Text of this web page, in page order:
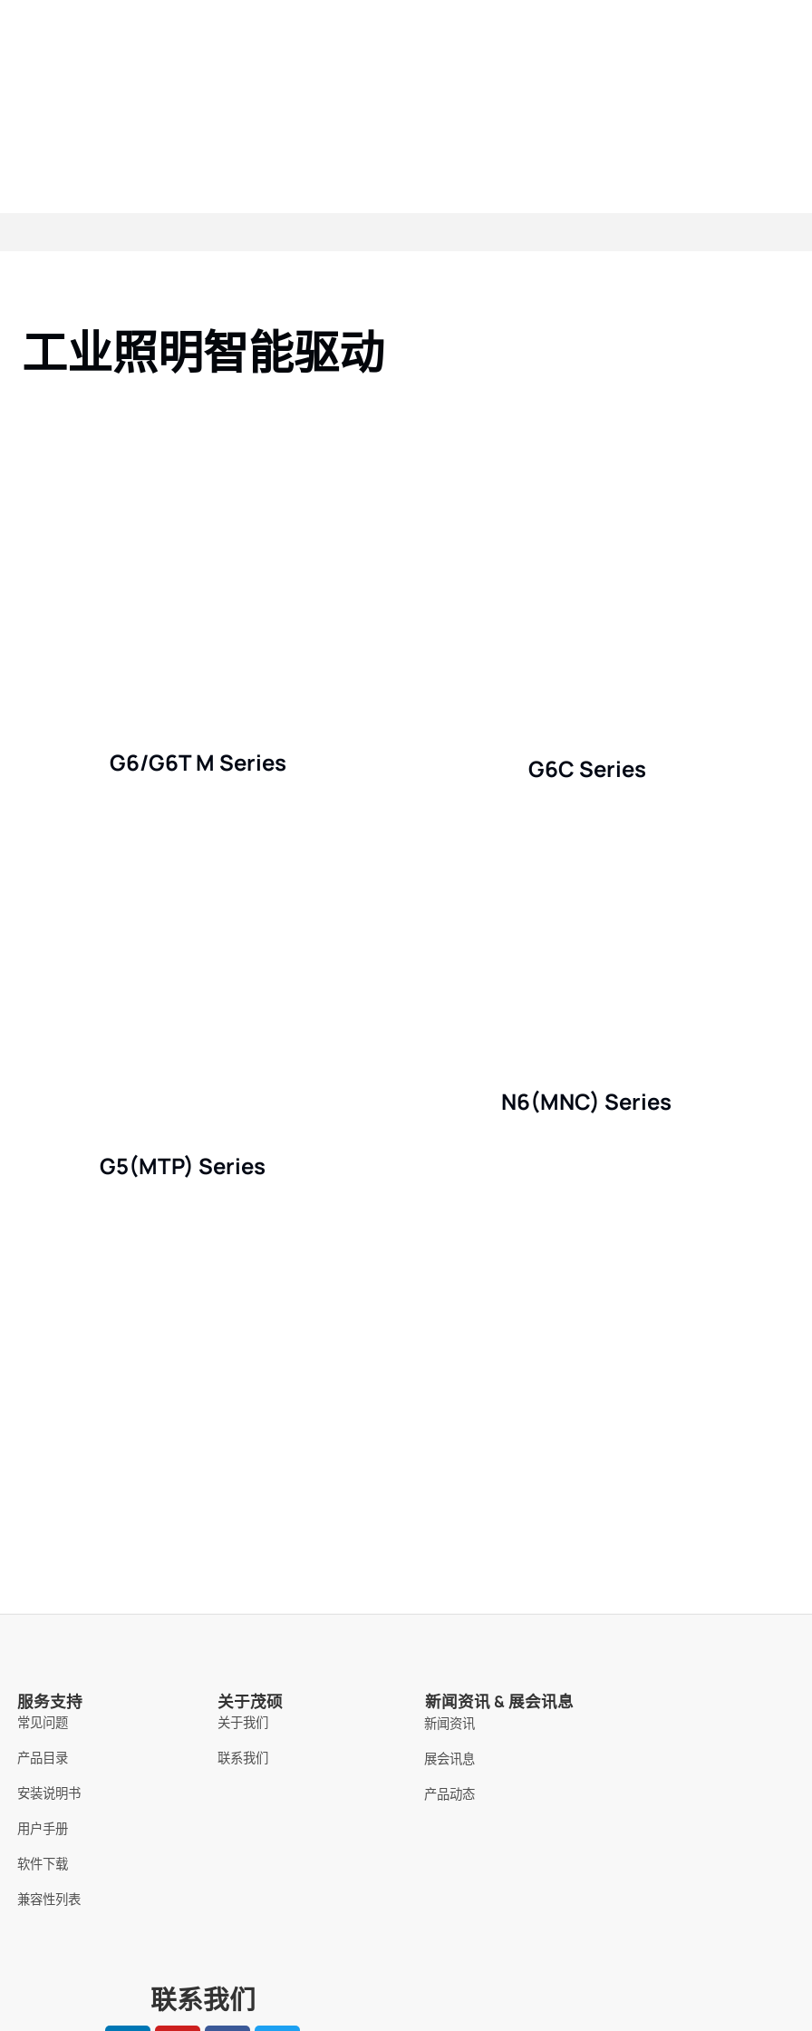
工业照明智能驱动
G6/G6T M Series G6C Series
G5(MTP) Series
N6(MNC) Series
服务支持
常见问题
产品目录
安装说明书
用户手册
软件下载
兼容性列表
关于茂硕
关于我们
联系我们
新闻资讯 & 展会讯息
新闻资讯
展会讯息
产品动态
联系我们